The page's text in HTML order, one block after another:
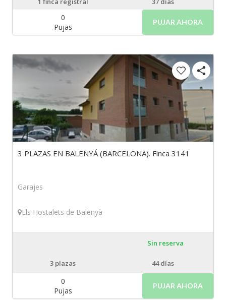
0
Pujas
PUJAR AHORA
3 PLAZAS EN BALENYÁ (BARCELONA). Finca 3141
Garajes
Els Hostalets de Balenyà
Sin reserva
3 plazas 44 días
0
Pujas
PUJAR AHORA